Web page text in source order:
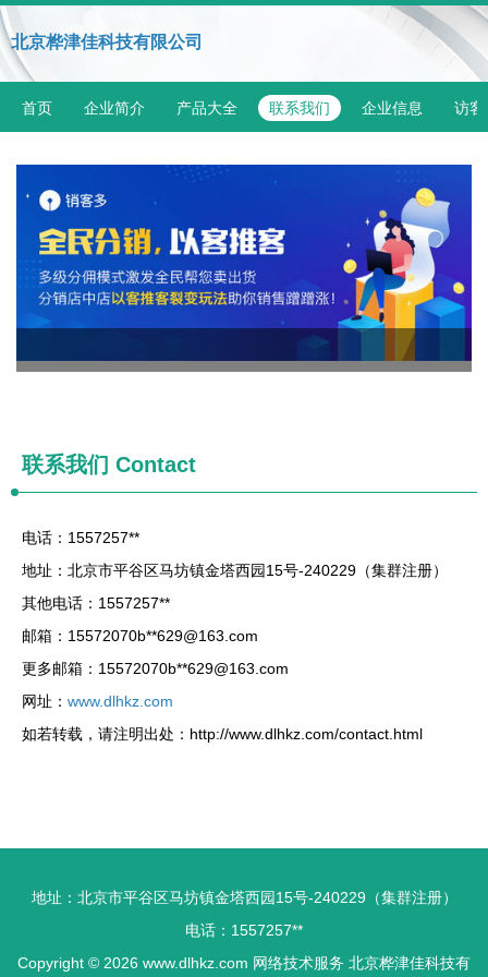
北京桦津佳科技有限公司
首页 企业简介 产品大全 联系我们 企业信息 访客
联系我们 Contact
电话：1557257**
地址：北京市平谷区马坊镇金塔西园15号-240229（集群注册）
其他电话：1557257**
邮箱：15572070b**629@163.com
更多邮箱：15572070b**629@163.com
网址： www.dlhkz.com
如若转载，请注明出处：http://www.dlhkz.com/contact.html
地址：北京市平谷区马坊镇金塔西园15号-240229（集群注册）
电话：1557257**
Copyright © 2026 www.dlhkz.com 网络技术服务 北京桦津佳科技有